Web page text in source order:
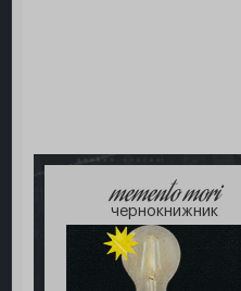
memento mori
чернокнижник